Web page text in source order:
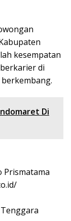
kesempatan
di
Di
Prismatama